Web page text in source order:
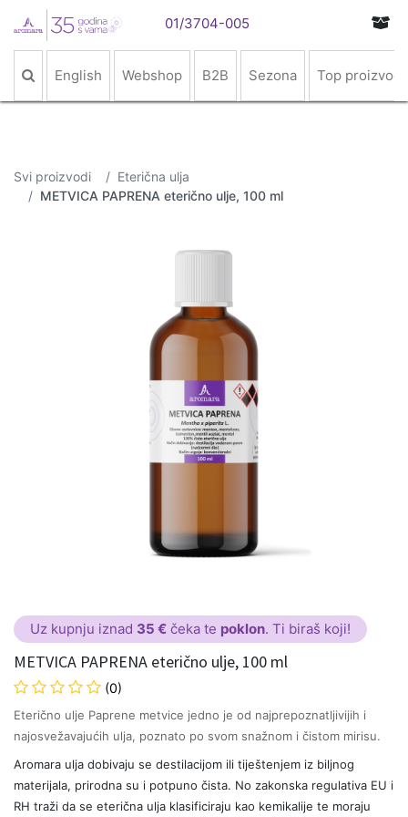
01/3704-005
English Webshop B2B Sezona Top proizvodi
Svi proizvodi
Eterična ulja
METVICA PAPRENA eterično ulje, 100 ml
Uz kupnju iznad 35 € čeka te poklon. Ti biraš koji!
METVICA PAPRENA eterično ulje, 100 ml
(0)
Eterično ulje Paprene metvice jedno je od najprepoznatljivijih i
najosvežavajućih ulja, poznato po svom snažnom i čistom mirisu.
Aromara ulja dobivaju se destilacijom ili tiještenjem iz biljnog
materijala, prirodna su i potpuno čista. No zakonska regulativa EU i
RH traži da se eterična ulja klasificiraju kao kemikalije te moraju